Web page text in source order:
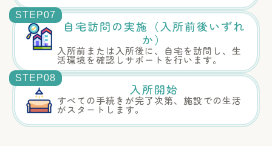
STEP07
自宅訪問の実施（入所前後いずれ
か）
入所前または入所後に、自宅を訪問し、生
活環境を確認しサポートを行います。
STEP08
入所開始
すべての手続きが完了次第、施設での生活
がスタートします。